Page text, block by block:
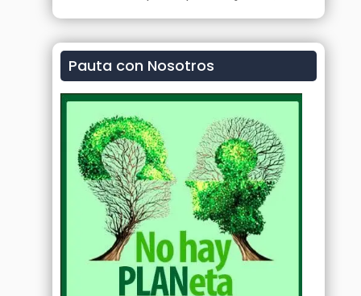
Pauta con Nosotros